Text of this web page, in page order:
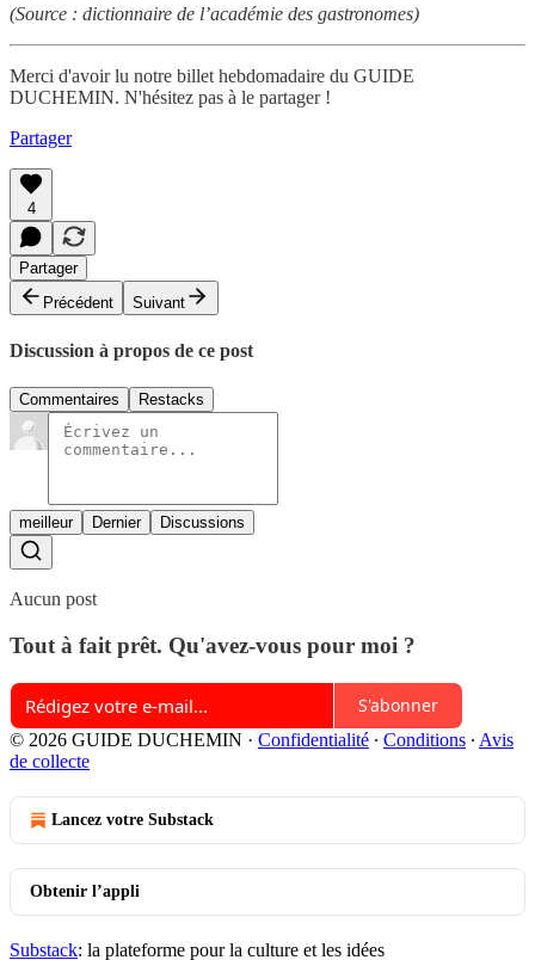
(Source : dictionnaire de l’académie des gastronomes)
Merci d'avoir lu notre billet hebdomadaire du GUIDE
DUCHEMIN. N'hésitez pas à le partager !
Partager
4
Partager
Précédent
Suivant
Discussion à propos de ce post
Commentaires Restacks
meilleur Dernier Discussions
Aucun post
Tout à fait prêt. Qu'avez-vous pour moi ?
S'abonner
© 2026 GUIDE DUCHEMIN · Confidentialité ∙ Conditions ∙ Avis
de collecte
Lancez votre Substack
Obtenir l’appli
Substack: la plateforme pour la culture et les idées